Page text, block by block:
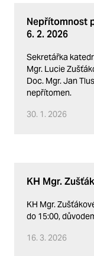
Nepřítomnost
6. 2. 2026
Sekretářka
Mgr. Lucie
Doc. Mgr. Jan
nepřítomen.
30. 1. 2026
KH Mgr.
KH Mgr.
do 15:00,
16. 3. 2026